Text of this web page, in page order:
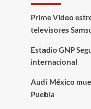
Prime Video
televisores
Estadio GNP
internacional
Audi México
Puebla